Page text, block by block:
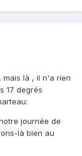
mais là , il n'a rien
17 degrés
journée de
là bien au